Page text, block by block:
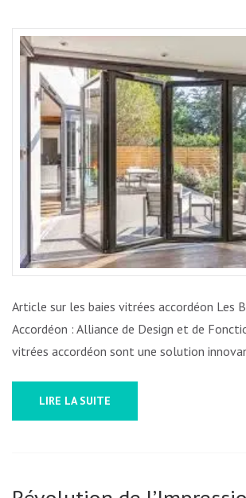
Article sur les baies vitrées accordéon Les
Accordéon : Alliance de Design et de
vitrées accordéon sont une solution
LIRE LA SUITE